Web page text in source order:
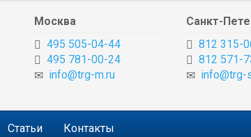
Москва
495 505-04-44
495 781-00-24
info@trg-m.ru
Санкт-
812 315-
812 571-
info@trg-
Статьи Контакты